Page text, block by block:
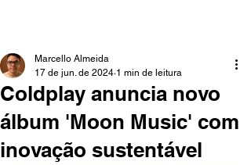
Coldplay anuncia novo
álbum 'Moon Music' com
inovação sustentável
Marcello Almeida
17 de jun. de 2024 1 min de leitura